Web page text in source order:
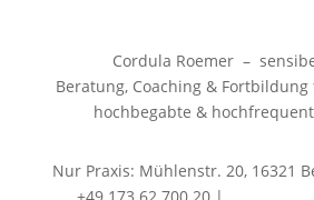
Cordula Roemer –
Beratung, Coaching &
hochbegabte &
Nur Praxis: Mühlenstr. 20, 16321